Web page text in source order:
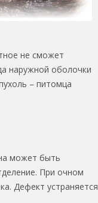
не сможет
наружной оболочки
– питомца
может быть
При очном
Дефект устраняется